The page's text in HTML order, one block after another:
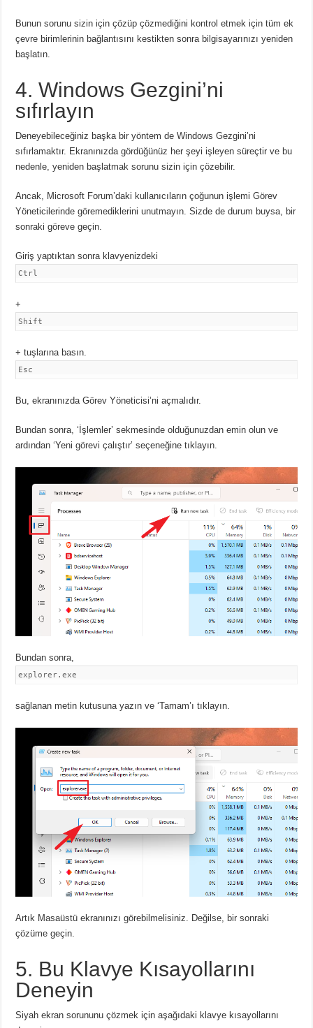
Bunun sorunu sizin için çözüp çözmediğini kontrol etmek için tüm ek
çevre birimlerinin bağlantısını kestikten sonra bilgisayarınızı yeniden
başlatın.
4. Windows Gezgini’ni
sıfırlayın
Deneyebileceğiniz başka bir yöntem de Windows Gezgini’ni
sıfırlamaktır. Ekranınızda gördüğünüz her şeyi işleyen süreçtir ve bu
nedenle, yeniden başlatmak sorunu sizin için çözebilir.
Ancak, Microsoft Forum’daki kullanıcıların çoğunun işlemi Görev
Yöneticilerinde göremediklerini unutmayın.Sizde de durum buysa, bir
sonraki göreve geçin.
Giriş yaptıktan sonraklavyenizdeki
Ctrl
+
Shift
+ tuşlarına basın.
Esc
Bu, ekranınızda Görev Yöneticisi’ni açmalıdır.
Bundan sonra, ‘İşlemler’ sekmesinde olduğunuzdan emin olun ve
ardından ‘Yeni görevi çalıştır’ seçeneğine tıklayın.
Bundan sonra,
explorer.exe
sağlanan metin kutusuna yazın ve ‘Tamam’ı tıklayın.
Artık Masaüstü ekranınızı görebilmelisiniz. Değilse, bir sonraki
çözüme geçin.
5. Bu Klavye Kısayollarını
Deneyin
Siyah ekran sorununu çözmek için aşağıdaki klavye kısayollarını